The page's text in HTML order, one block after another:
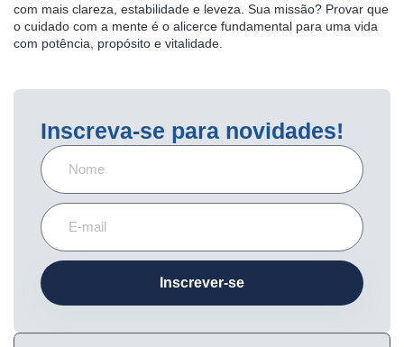
com mais clareza, estabilidade e leveza. Sua missão? Provar que
o cuidado com a mente é o alicerce fundamental para uma vida
com potência, propósito e vitalidade.
Inscreva-se para novidades!
Inscrever-se